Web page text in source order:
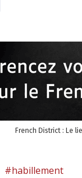
French District : Le
habillement